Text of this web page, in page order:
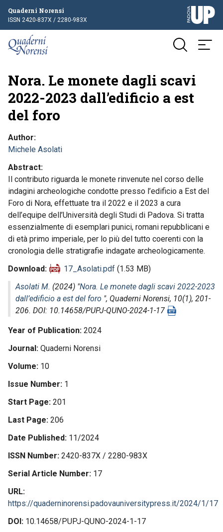
Quaderni Norensi
ISSN 2420-837X / 2280-983X
Nora. Le monete dagli scavi
2022-2023 dall’edificio a est
del foro
Author
Michele Asolati
Abstract
Il contributo riguarda le monete rinvenute nel corso delle
indagini archeologiche condotte presso l’edificio a Est del
Foro di Nora, effettuate tra il 2022 e il 2023 a cura
dell’equipe dell’Università degli Studi di Padova. Si tratta
essenzialmente di esemplari punici, romani repubblicani e
di età primo imperiale, per lo più del tutto coerenti con la
cronologia delle stratigrafie indagate archeologicamente.
Download
17_Asolati.pdf (1.53 MB)
Asolati M. (2024) "Nora. Le monete dagli scavi 2022-2023
dall’edificio a est del foro ", Quaderni Norensi, 10(1), 201-
206. DOI: 10.14658/PUPJ-QUNO-2024-1-17
Year of Publication 2024
Journal Quaderni Norensi
Volume 10
Issue Number 1
Start Page 201
Last Page 206
Date Published 11/2024
ISSN Number 2420-837X / 2280-983X
Serial Article Number 17
URL
https://quaderninorensi.padovauniversitypress.it/2024/1/17
DOI 10.14658/PUPJ-QUNO-2024-1-17